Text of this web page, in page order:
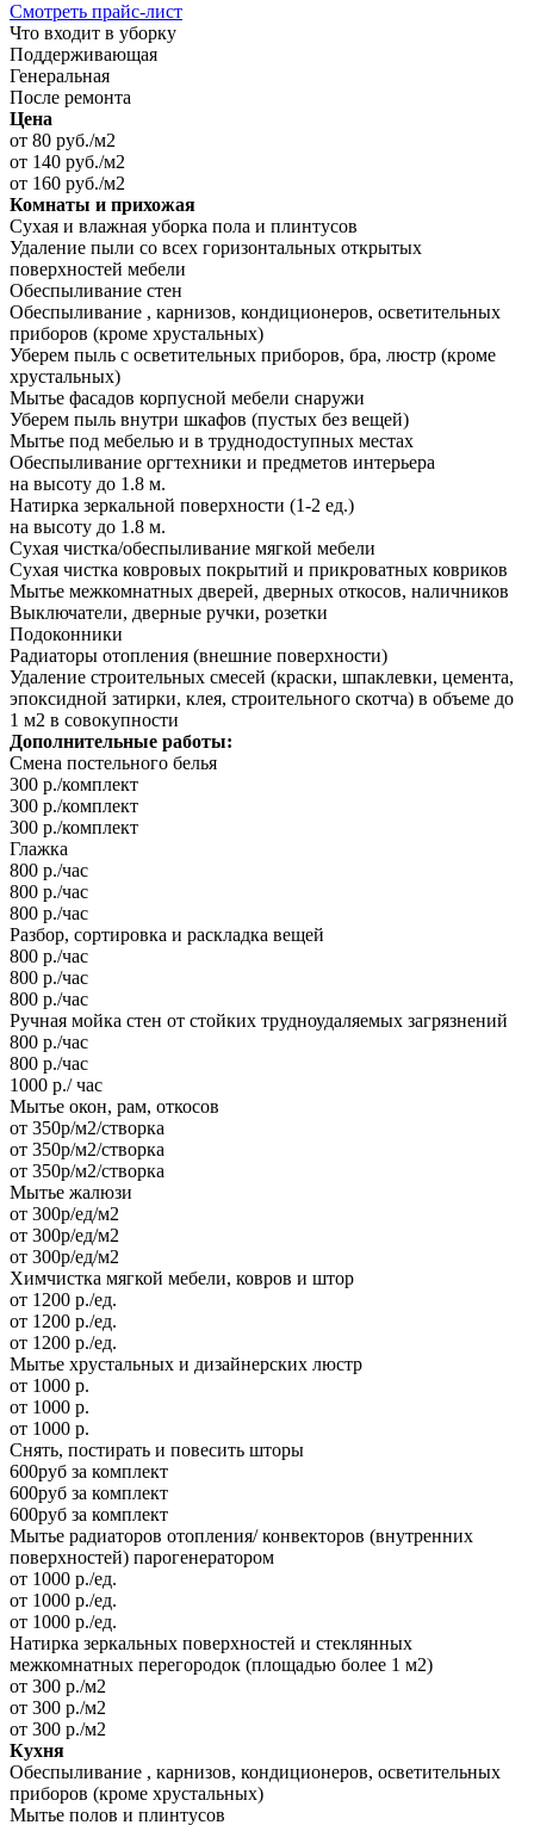
Смотреть прайс-лист
Что входит в уборку
Поддерживающая
Генеральная
После ремонта
Цена
от 80 руб./м2
от 140 руб./м2
от 160 руб./м2
Комнаты и прихожая
Сухая и влажная уборка пола и плинтусов
Удаление пыли со всех горизонтальных открытых
поверхностей мебели
Обеспыливание стен
Обеспыливание , карнизов, кондиционеров, осветительных
приборов (кроме хрустальных)
Уберем пыль с осветительных приборов, бра, люстр (кроме
хрустальных)
Мытье фасадов корпусной мебели снаружи
Уберем пыль внутри шкафов (пустых без вещей)
Мытье под мебелью и в труднодоступных местах
Обеспыливание оргтехники и предметов интерьера
на высоту до 1.8 м.
Натирка зеркальной поверхности (1-2 ед.)
на высоту до 1.8 м.
Сухая чистка/обеспыливание мягкой мебели
Сухая чистка ковровых покрытий и прикроватных ковриков
Мытье межкомнатных дверей, дверных откосов, наличников
Выключатели, дверные ручки, розетки
Подоконники
Радиаторы отопления (внешние поверхности)
Удаление строительных смесей (краски, шпаклевки, цемента,
эпоксидной затирки, клея, строительного скотча) в объеме до
1 м2 в совокупности
Дополнительные работы:
Смена постельного белья
300 р./комплект
300 р./комплект
300 р./комплект
Глажка
800 р./час
800 р./час
800 р./час
Разбор, сортировка и раскладка вещей
800 р./час
800 р./час
800 р./час
Ручная мойка стен от стойких трудноудаляемых загрязнений
800 р./час
800 р./час
1000 р./ час
Мытье окон, рам, откосов
от 350р/м2/створка
от 350р/м2/створка
от 350р/м2/створка
Мытье жалюзи
от 300р/ед/м2
от 300р/ед/м2
от 300р/ед/м2
Химчистка мягкой мебели, ковров и штор
от 1200 р./ед.
от 1200 р./ед.
от 1200 р./ед.
Мытье хрустальных и дизайнерских люстр
от 1000 р.
от 1000 р.
от 1000 р.
Cнять, постирать и повесить шторы
600руб за комплект
600руб за комплект
600руб за комплект
Мытье радиаторов отопления/ конвекторов (внутренних
поверхностей) парогенератором
от 1000 р./ед.
от 1000 р./ед.
от 1000 р./ед.
Натирка зеркальных поверхностей и стеклянных
межкомнатных перегородок (площадью более 1 м2)
от 300 р./м2
от 300 р./м2
от 300 р./м2
Кухня
Обеспыливание , карнизов, кондиционеров, осветительных
приборов (кроме хрустальных)
Мытье полов и плинтусов